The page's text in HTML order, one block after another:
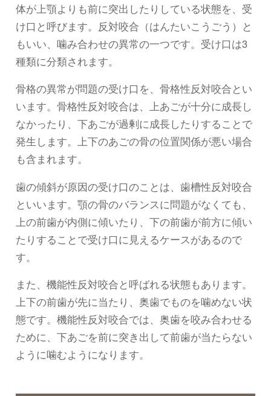
体が上顎よりも前に突出したりしている状態を、受
け口と呼びます。反対咬合（はんたいこうごう）と
もいい、噛み合わせの異常の一つです。受け口は3
種類に分類されます。
骨格の異常が問題の受け口を、骨格性反対咬合とい
います。骨格性反対咬合は、上あごが十分に成長し
なかったり、下あごが過剰に成長したりすることで
発生します。上下のあごの骨の位置関係が悪い場合
も含まれます。
歯の傾斜が原因の受け口のことは、歯槽性反対咬合
といいます。顎の骨のバランスに問題がなくても、
上の前歯が内側に傾いたり、下の前歯が前方に傾い
たりすることで受け口に見えるケースがあるので
す。
また、機能性反対咬合と呼ばれる状態もあります。
上下の前歯が先に当たり、奥歯でものを噛めない状
態です。機能性反対咬合では、奥歯を咬み合わせる
ために、下あごを前に突き出して前歯が当たらない
ように噛むようになります。